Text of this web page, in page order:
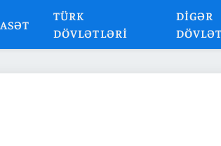
TÜRK
DÖVLƏTLƏRI
DIGƏR